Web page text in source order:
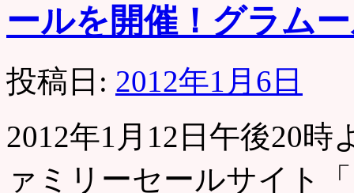
ールを開催！グラム
投稿日: 2012年1月6日
2012年1月12日午後20
ァミリーセールサイト